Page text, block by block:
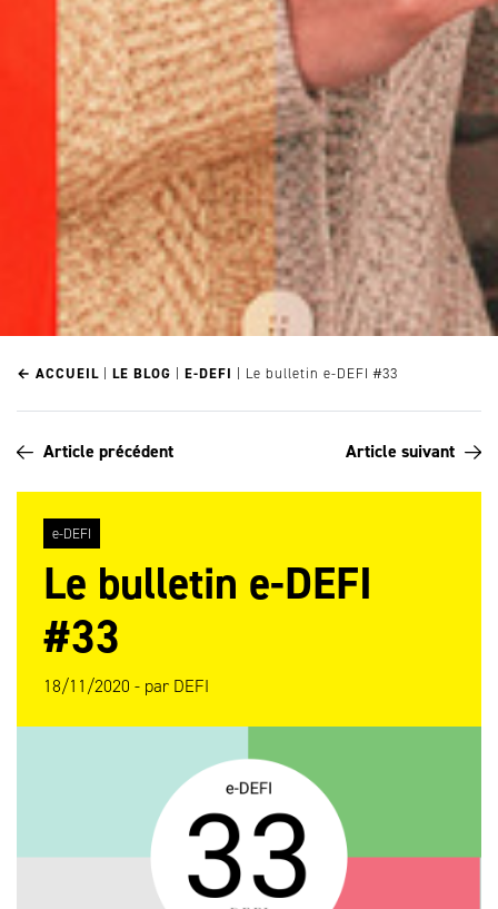
← ACCUEIL | LE BLOG | E-DEFI | Le bulletin e-DEFI #33
Article précédent Article suivant
e-DEFI
Le bulletin e-DEFI
#33
18/11/2020 - par DEFI